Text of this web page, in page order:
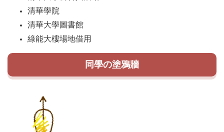
清華學院
清華大學圖書館
綠能大樓場地借用
同學の塗鴉牆